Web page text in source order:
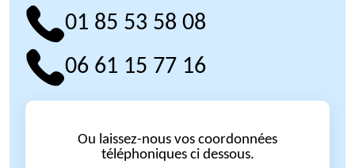
01 85 53 58 08
06 61 15 77 16
Ou laissez-nous vos coordonnées
téléphoniques ci dessous.